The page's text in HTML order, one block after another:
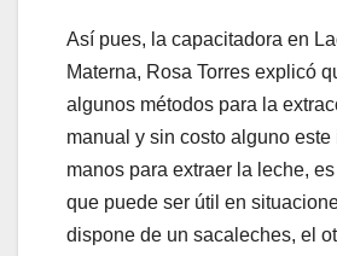
Así pues, la capacitadora en
Materna, Rosa Torres explicó
algunos métodos para la
manual y sin costo alguno
manos para extraer la leche,
que puede ser útil en
dispone de un sacaleches, el